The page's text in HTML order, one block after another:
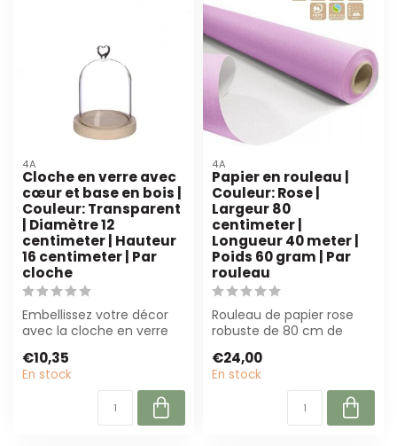
4A
Cloche en verre avec
cœur et base en bois |
Couleur: Transparent
| Diamètre 12
centimeter | Hauteur
16 centimeter | Par
cloche
Embellissez votre décor
avec la cloche en verre
bois. Parf...
€10,35
En stock
4A
Papier en rouleau |
Couleur: Rose |
Largeur 80
centimeter |
Longueur 40 meter |
Poids 60 gram | Par
rouleau
Rouleau de papier rose
robuste de 80 cm de
idéal pour ...
€24,00
En stock